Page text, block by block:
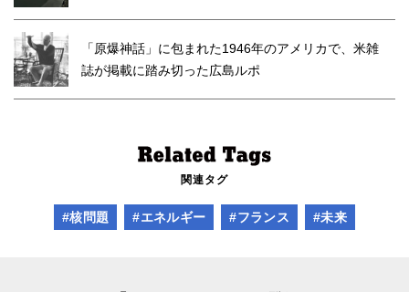
「原爆神話」に包まれた1946年のアメリカで、米雑
誌が掲載に踏み切った広島ルポ
関連タグ
#核問題 #エネルギー #フランス #未来